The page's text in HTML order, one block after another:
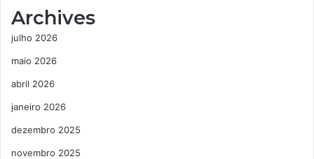
Archives
julho 2026
maio 2026
abril 2026
janeiro 2026
dezembro 2025
novembro 2025